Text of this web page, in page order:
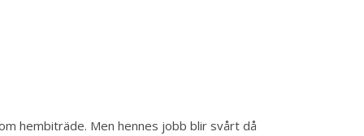
hembiträde. Men hennes jobb blir svårt då